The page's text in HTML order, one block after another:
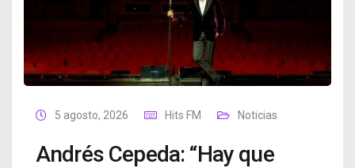
5 agosto, 2026 Hits FM Noticias
Andrés Cepeda: “Hay que